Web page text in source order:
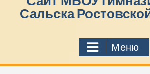
Сальска
Меню